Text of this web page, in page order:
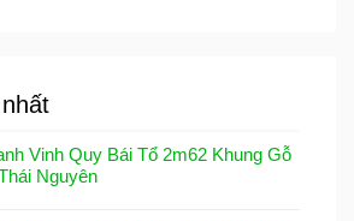
Vinh Quy Bái Tổ 2m62 Khung Gỗ
Nguyên